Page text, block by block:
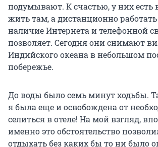
подумывают. К счастью, у них есть
жить там, а дистанционно работать
наличие Интернета и телефонной
позволяет. Сегодня они снимают
Индийского океана в небольшом
побережье.
До воды было семь минут ходьбы.
я была еще и освобождена от
селиться в отеле! На мой взгляд,
именно это обстоятельство
отдыхать без каких бы то ни было